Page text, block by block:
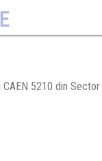
5210 din